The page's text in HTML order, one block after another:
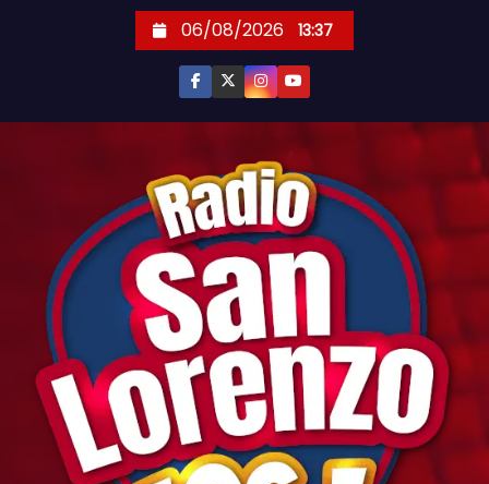
06/08/2026 13:37